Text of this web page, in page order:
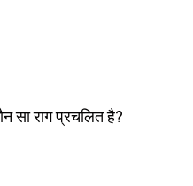
सा राग प्रचलित है?